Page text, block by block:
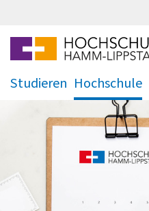
Studieren Hochschule
.